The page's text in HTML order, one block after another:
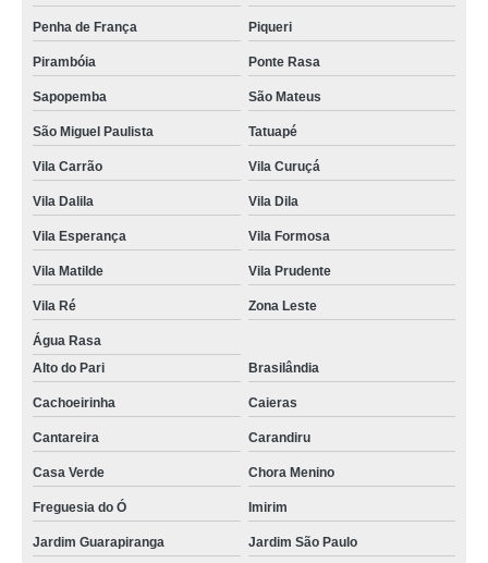
Penha de França Piqueri
Pirambóia Ponte Rasa
Sapopemba São Mateus
São Miguel Paulista Tatuapé
Vila Carrão Vila Curuçá
Vila Dalila Vila Dila
Vila Esperança Vila Formosa
Vila Matilde Vila Prudente
Vila Ré Zona Leste
Água Rasa
Alto do Pari
Brasilândia
Cachoeirinha Caieras
Cantareira Carandiru
Casa Verde Chora Menino
Freguesia do Ó Imirim
Jardim Guarapiranga Jardim São Paulo